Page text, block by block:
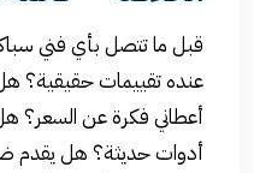
قبل ما تتصل بأي فني
عنده تقييمات
أعطاني فكرة عن السعر؟
أدوات حديثة؟ هل يقدم